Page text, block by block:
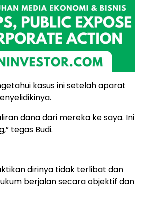
kasus ini setelah aparat
dana dari mereka ke saya. Ini
tegas Budi.
dirinya tidak terlibat dan
berjalan secara objektif dan